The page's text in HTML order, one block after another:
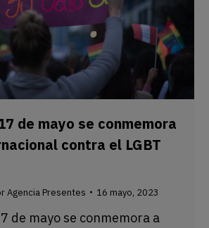
de mayo se conmemora
contra el LGBT
Agencia Presentes 16 mayo, 2023
de mayo se conmemora a